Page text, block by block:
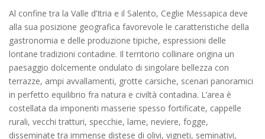
Al confine tra la Valle d’Itria e il Salento, Ceglie Messapica deve
alla sua posizione geografica favorevole le caratteristiche della
gastronomia e delle produzione tipiche, espressioni delle
lontane tradizioni contadine. Il territorio collinare origina un
paesaggio dolcemente ondulato di singolare bellezza con
terrazze, ampi avvallamenti, grotte carsiche, scenari panoramici
in perfetto equilibrio fra natura e civiltà contadina. L’area è
costellata da imponenti masserie spesso fortificate, cappelle
rurali, vecchi tratturi, specchie, lame, neviere, fogge,
disseminate tra immense distese di olivi, vigneti, seminativi,